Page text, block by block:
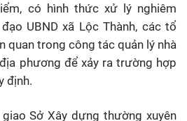
có hình thức xử lý nghiêm
UBND xã Lộc Thành, các tổ
quan trong công tác quản lý nhà
phương để xảy ra trường hợp
định.
Sở Xây dựng thường xuyên